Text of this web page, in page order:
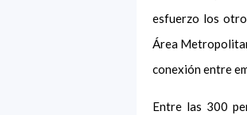
esfuerzo los
Área
conexión entre
Entre las 300